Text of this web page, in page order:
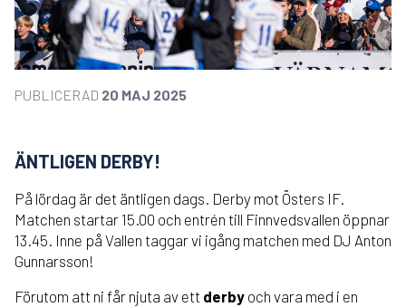
PUBLICERAD 20 MAJ 2025
ÄNTLIGEN DERBY!
På lördag är det äntligen dags. Derby mot Östers IF.
Matchen startar 15.00 och entrén till Finnvedsvallen öppnar
13.45. Inne på Vallen taggar vi igång matchen med DJ Anton
Gunnarsson!
Förutom att ni får njuta av ett derby och vara med i en